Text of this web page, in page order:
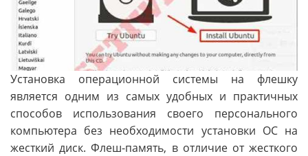
Установка операционной системы на флешку
является одним из самых удобных и практичных
способов использования своего персонального
компьютера без необходимости установки ОС на
жесткий диск. Флеш-память, в отличие от жесткого